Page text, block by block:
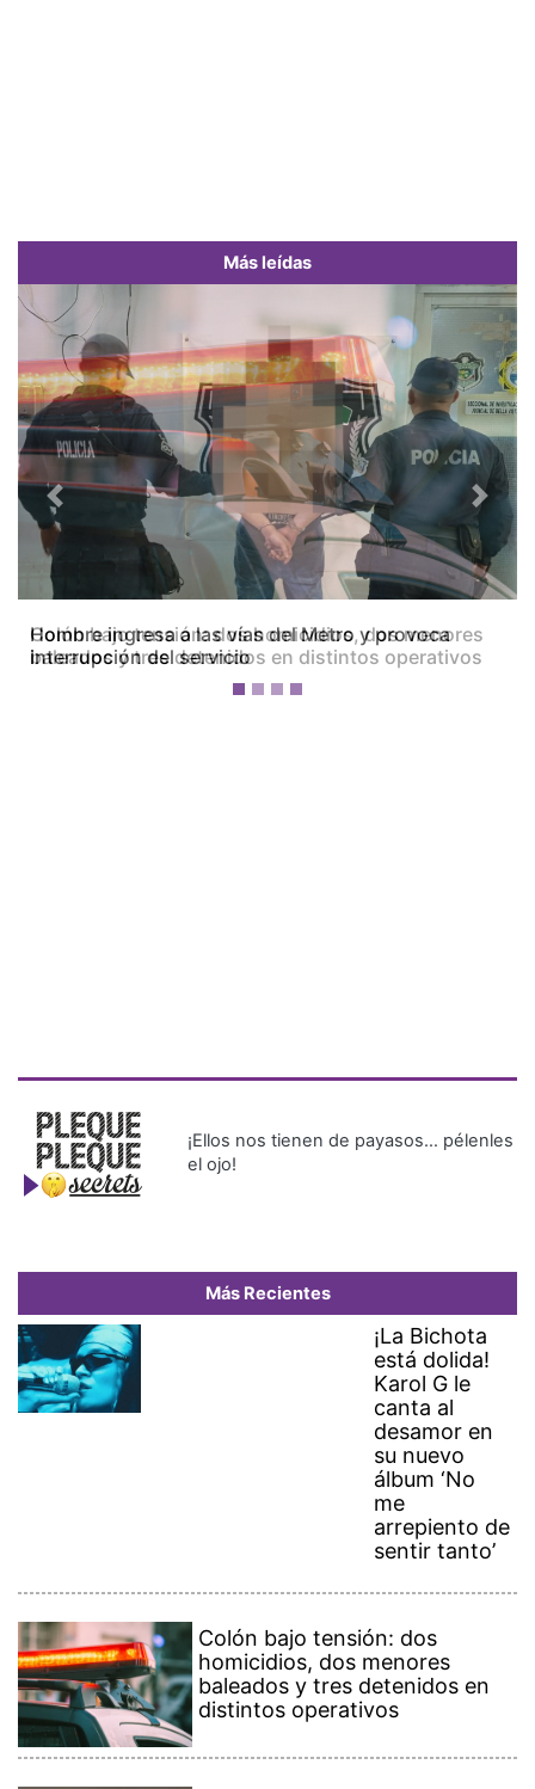
Más leídas
Colón bajo tensión: dos homicidios, dos menores
baleados y tres detenidos en distintos operativos
Previous Next
¡Ellos nos tienen de payasos… pélenles
el ojo!
Más Recientes
¡La Bichota
está dolida!
Karol G le
canta al
desamor en
su nuevo
álbum ‘No
me
arrepiento de
sentir tanto’
Colón bajo tensión: dos
homicidios, dos menores
baleados y tres detenidos en
distintos operativos